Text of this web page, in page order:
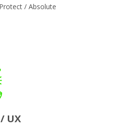
/ Absolute
UX